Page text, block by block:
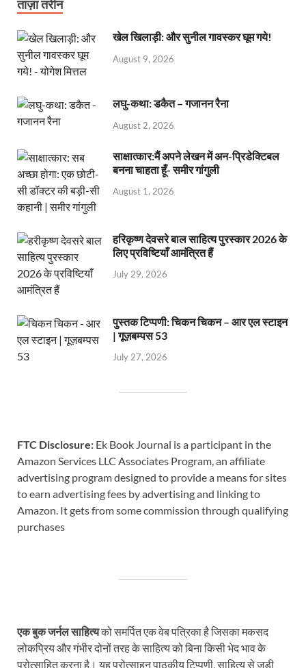
ताज़ा तरीन
खेल खिलाड़ी: और सुनील गावस्कर घूम गये!
August 9, 2026
लघु-कथा: डकैत – गजानन रैना
August 2, 2026
साक्षात्कार:मैं अपने लेखन में अन-प्रिडेक्टिबल
बनना चाहता हूँ- समीर गांगुली
August 1, 2026
हरिकृष्ण देवसरे बाल साहित्य पुरस्कार 2026 के
लिए प्रविष्टियाँ आमंत्रित हैं
July 29, 2026
पुस्तक टिप्पणी: चिकन चिकन – आर एल स्टाइन
| गूज़बम्पस 53
July 27, 2026
FTC Disclosure: Ek Book Journal is a participant in the
Amazon Services LLC Associates Program, an affiliate
advertising program designed to provide a means for sites
to earn advertising fees by advertising and linking to
Amazon. It gets from some commission through qualifying
purchases
एक बुक जर्नल साहित्यको समर्पित एक वेब पत्रिका है जिसका मकसद
लोकप्रिय और गंभीर दोनों तरह के साहित्य को बिना किसी भेद भाव के
प्रोत्साहित करना है। यह प्रोत्साहन पाठकीय टिप्पणी, साहित्य से जुड़ी